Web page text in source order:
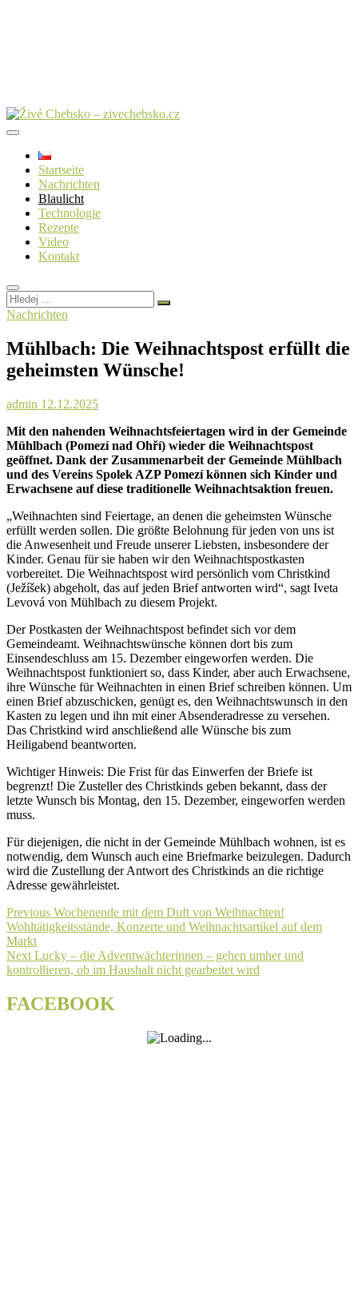
Startseite
Nachrichten
Blaulicht
Technologie
Rezepte
Video
Kontakt
Hledej
…
Nachrichten
Mühlbach: Die Weihnachtspost erfüllt die
geheimsten Wünsche!
admin 12.12.2025
Mit den nahenden Weihnachtsfeiertagen wird in der Gemeinde
Mühlbach (Pomezí nad Ohří) wieder die Weihnachtspost
geöffnet. Dank der Zusammenarbeit der Gemeinde Mühlbach
und des Vereins Spolek AZP Pomezí können sich Kinder und
Erwachsene auf diese traditionelle Weihnachtsaktion freuen.
„Weihnachten sind Feiertage, an denen die geheimsten Wünsche
erfüllt werden sollen. Die größte Belohnung für jeden von uns ist
die Anwesenheit und Freude unserer Liebsten, insbesondere der
Kinder. Genau für sie haben wir den Weihnachtspostkasten
vorbereitet. Die Weihnachtspost wird persönlich vom Christkind
(Ježíšek) abgeholt, das auf jeden Brief antworten wird“, sagt Iveta
Levová von Mühlbach zu diesem Projekt.
Der Postkasten der Weihnachtspost befindet sich vor dem
Gemeindeamt. Weihnachtswünsche können dort bis zum
Einsendeschluss am 15. Dezember eingeworfen werden. Die
Weihnachtspost funktioniert so, dass Kinder, aber auch Erwachsene,
ihre Wünsche für Weihnachten in einen Brief schreiben können. Um
einen Brief abzuschicken, genügt es, den Weihnachtswunsch in den
Kasten zu legen und ihn mit einer Absenderadresse zu versehen.
Das Christkind wird anschließend alle Wünsche bis zum
Heiligabend beantworten.
Wichtiger Hinweis: Die Frist für das Einwerfen der Briefe ist
begrenzt! Die Zusteller des Christkinds geben bekannt, dass der
letzte Wunsch bis Montag, den 15. Dezember, eingeworfen werden
muss.
Für diejenigen, die nicht in der Gemeinde Mühlbach wohnen, ist es
notwendig, dem Wunsch auch eine Briefmarke beizulegen. Dadurch
wird die Zustellung der Antwort des Christkinds an die richtige
Adresse gewährleistet.
Beitragsnavigation
Previous Previous
post:
Wochenende mit dem Duft von Weihnachten!
Wohltätigkeitsstände, Konzerte und Weihnachtsartikel auf dem
Markt
Next Next
post:
Lucky – die Adventwächterinnen – gehen umher und
kontrollieren, ob im Haushalt nicht gearbeitet wird
FACEBOOK